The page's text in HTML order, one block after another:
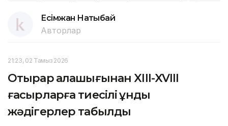
Есімжан Нақтыбай
Авторлар
21:23, 02 Тамыз 2026
Отырар қалашығынан XIII-XVIII
ғасырларға тиесілі құнды
жәдігерлер табылды